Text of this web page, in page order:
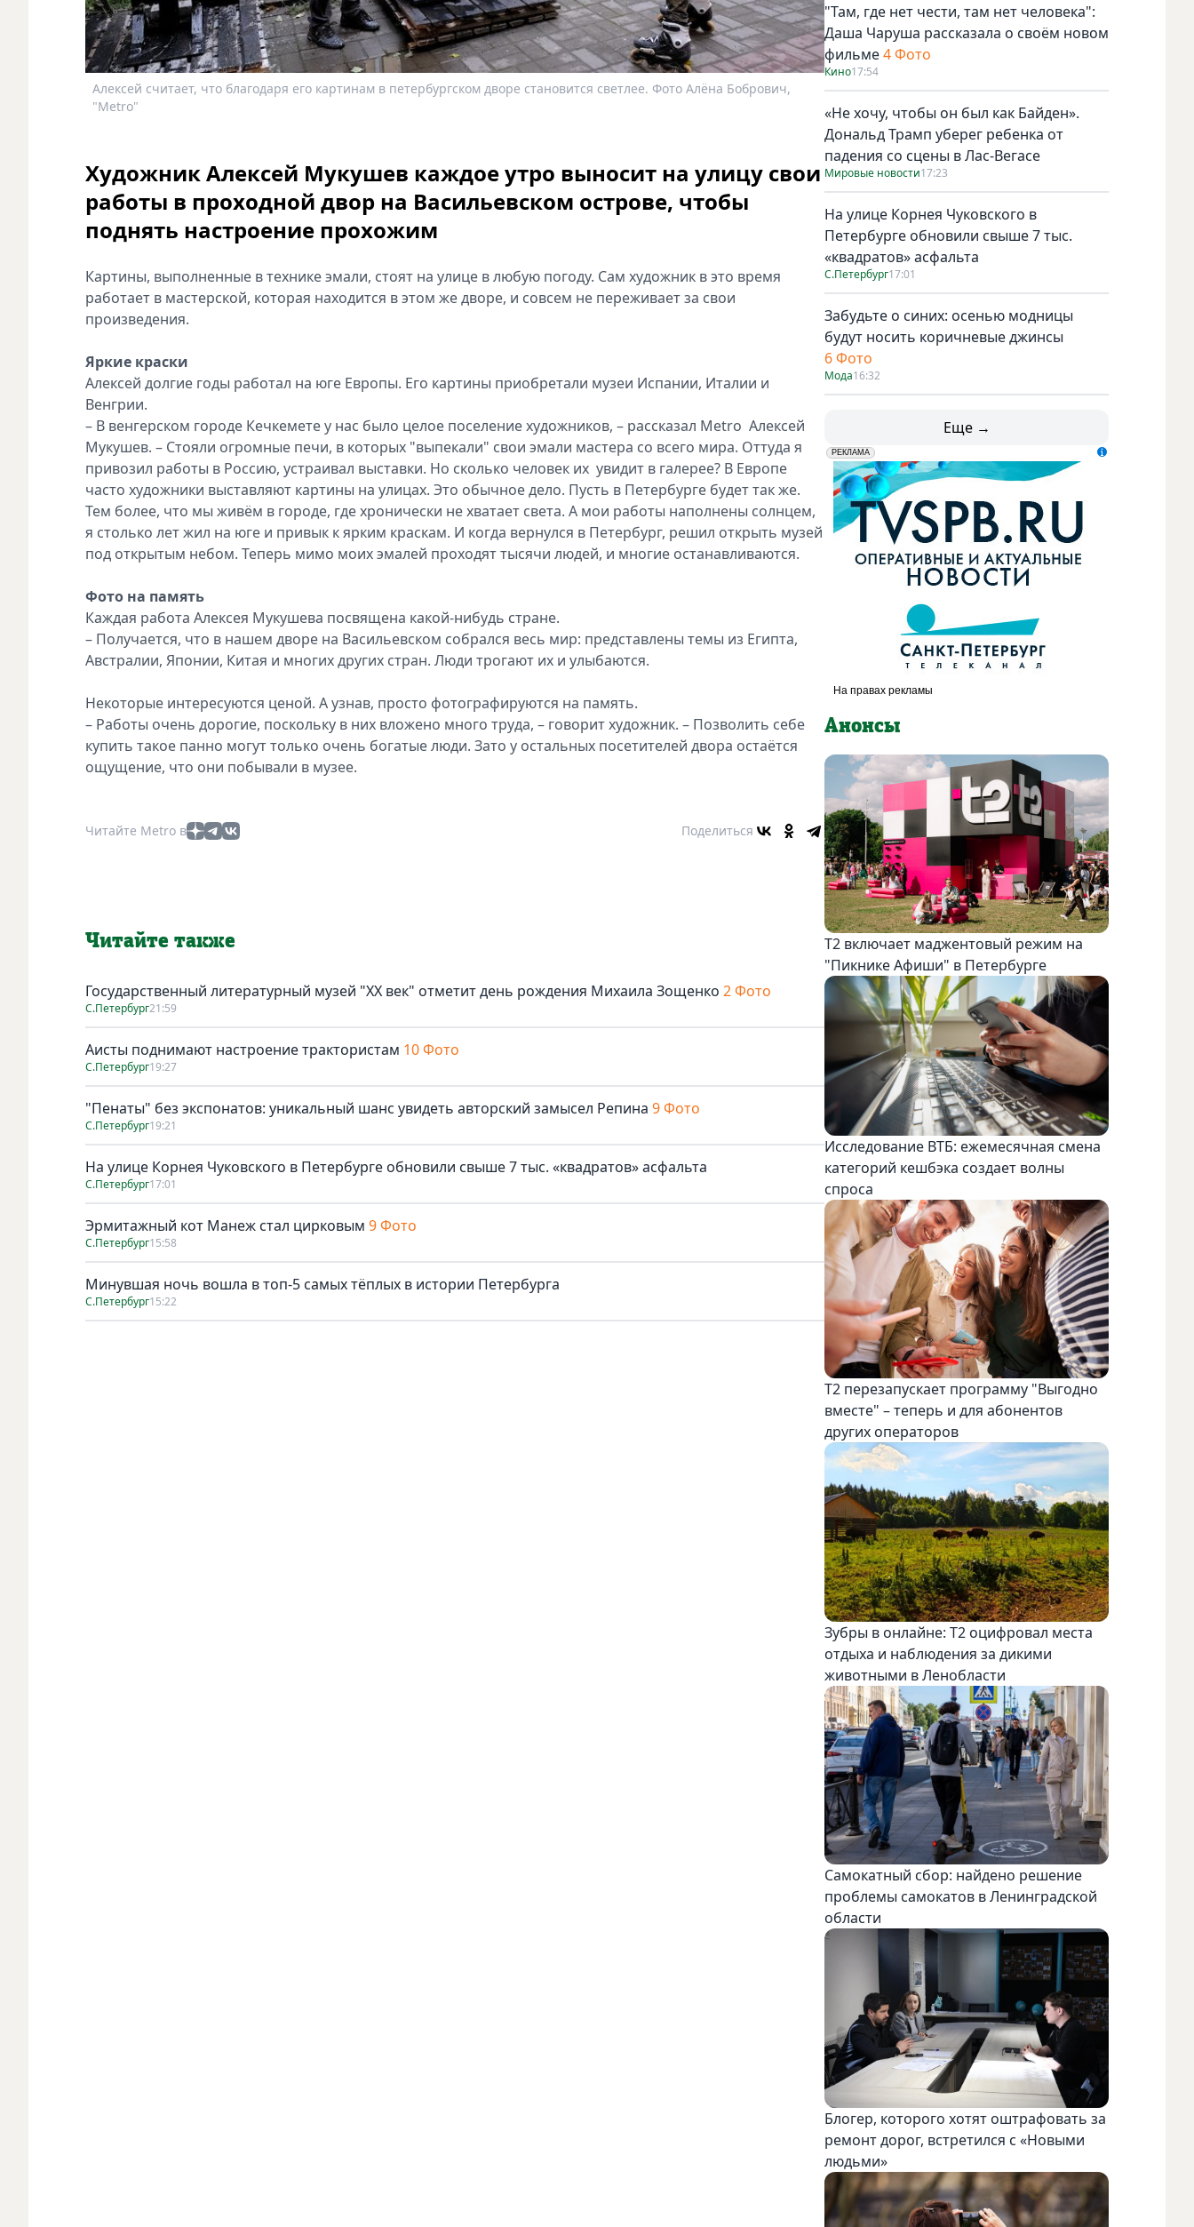
Алексей считает, что благодаря его картинам в петербургском дворе становится светлее. Фото Алёна Бобрович,
"Metro"
"Metro"
Художник Алексей Мукушев каждое утро выносит на улицу свои
работы в проходной двор на Васильевском острове, чтобы
поднять настроение прохожим
Картины, выполненные в технике эмали, стоят на улице в любую погоду. Сам художник в это время
работает в мастерской, которая находится в этом же дворе, и совсем не переживает за свои
произведения.
Яркие краски
Алексей долгие годы работал на юге Европы. Его картины приобретали музеи Испании, Италии и
Венгрии.
– В венгерском городе Кечкемете у нас было целое поселение художников, – рассказал Metro Алексей
Мукушев. – Стояли огромные печи, в которых "выпекали" свои эмали мастера со всего мира. Оттуда я
привозил работы в Россию, устраивал выставки. Но сколько человек их увидит в галерее? В Европе
часто художники выставляют картины на улицах. Это обычное дело. Пусть в Петербурге будет так же.
Тем более, что мы живём в городе, где хронически не хватает света. А мои работы наполнены солнцем,
я столько лет жил на юге и привык к ярким краскам. И когда вернулся в Петербург, решил открыть музей
под открытым небом. Теперь мимо моих эмалей проходят тысячи людей, и многие останавливаются.
Фото на память
Каждая работа Алексея Мукушева посвящена какой-нибудь стране.
– Получается, что в нашем дворе на Васильевском собрался весь мир: представлены темы из Египта,
Австралии, Японии, Китая и многих других стран. Люди трогают их и улыбаются.
Некоторые интересуются ценой. А узнав, просто фотографируются на память.
– Работы очень дорогие, поскольку в них вложено много труда, – говорит художник. – Позволить себе
купить такое панно могут только очень богатые люди. Зато у остальных посетителей двора остаётся
ощущение, что они побывали в музее.
Читайте Metro в Поделиться
Читайте также
Государственный литературный музей "ХХ век" отметит день рождения Михаила Зощенко 2 Фото
С.Петербург21:59
Аисты поднимают настроение трактористам 10 Фото
С.Петербург19:27
"Пенаты" без экспонатов: уникальный шанс увидеть авторский замысел Репина 9 Фото
С.Петербург19:21
На улице Корнея Чуковского в Петербурге обновили свыше 7 тыс. «квадратов» асфальта
С.Петербург17:01
Эрмитажный кот Манеж стал цирковым 9 Фото
С.Петербург15:58
Минувшая ночь вошла в топ-5 самых тёплых в истории Петербурга
С.Петербург15:22
"Там, где нет чести, там нет человека":
Даша Чаруша рассказала о своём новом
фильме4 Фото
Кино17:54
«Не хочу, чтобы он был как Байден».
Дональд Трамп уберег ребенка от
падения со сцены в Лас-Вегасе
Мировые новости17:23
На улице Корнея Чуковского в
Петербурге обновили свыше 7 тыс.
«квадратов» асфальта
С.Петербург17:01
Забудьте о синих: осенью модницы
будут носить коричневые джинсы
6 Фото
Мода16:32
Еще →
erid: LdtCK5udn
РЕКЛАМА
АО "ГАТР", ИНН: 7841320717
Анонсы
Т2 включает маджентовый режим на
"Пикнике Афиши" в Петербурге
Исследование ВТБ: ежемесячная смена
категорий кешбэка создает волны
спроса
Т2 перезапускает программу "Выгодно
вместе" – теперь и для абонентов
других операторов
Зубры в онлайне: Т2 оцифровал места
отдыха и наблюдения за дикими
животными в Ленобласти
Самокатный сбор: найдено решение
проблемы самокатов в Ленинградской
области
Блогер, которого хотят оштрафовать за
ремонт дорог, встретился с «Новыми
людьми»